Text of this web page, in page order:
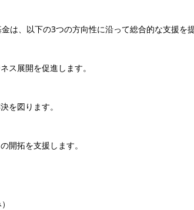
は、以下の3つの方向性に沿って総合的な支援を提
ス展開を促進します。
を図ります。
開拓を支援します。